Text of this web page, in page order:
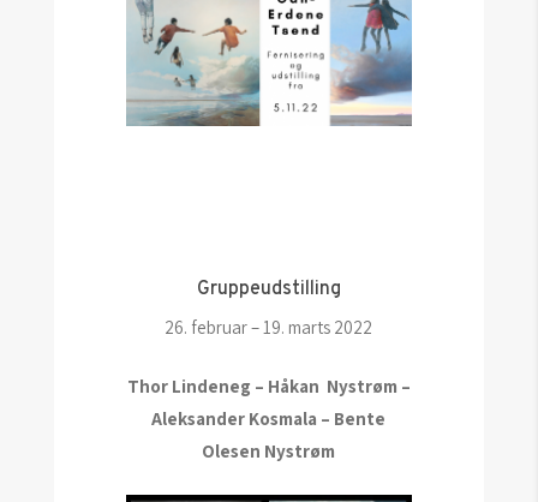
Gruppeudstilling
26. februar – 19. marts 2022
Thor Lindeneg – Håkan Nystrøm –
Aleksander Kosmala – Bente
Olesen Nystrøm